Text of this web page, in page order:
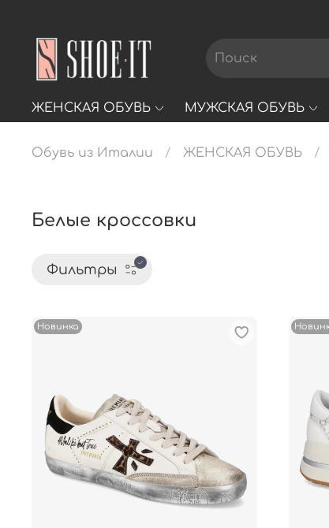
ЖЕНСКАЯ ОБУВЬ МУЖСКАЯ ОБУВЬ
Обувь из Италии ЖЕНСКАЯ ОБУВЬ
Белые кроссовки
Фильтры
Новинка